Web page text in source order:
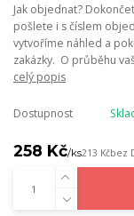
Jak objednat?
pošlete i s číslem
vytvoříme náhled a
zakázky. O průběhu
celý popis
Dostupnost
258 Kč/ks213 Kčbez